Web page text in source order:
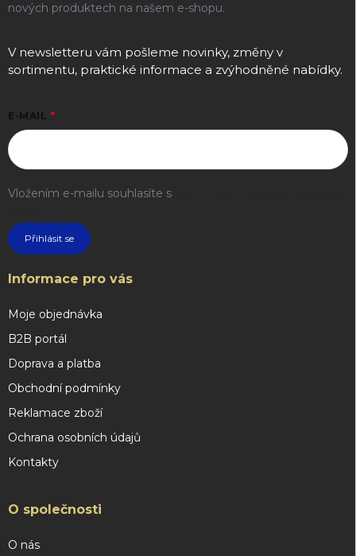
nových produktech na našem e-shopu.
V newsletteru vám pošleme novinky, změny v
sortimentu, praktické informace a zvýhodněné nabídky.
E-MAIL
Vložením e-mailu souhlasíte s
Přihlásit se
Informace pro vás
Moje objednávka
B2B portál
Doprava a platba
Obchodní podmínky
Reklamace zboží
Ochrana osobních údajů
Kontakty
O společnosti
O nás